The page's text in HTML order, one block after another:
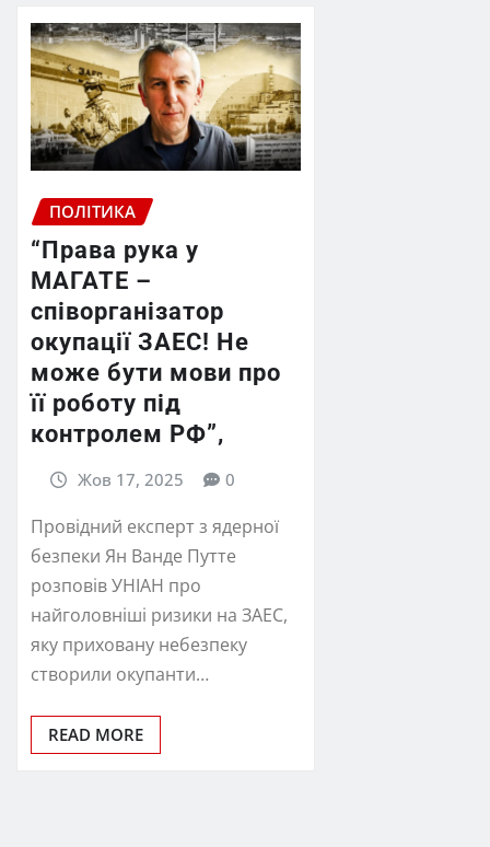
ПОЛІТИКА
“Права рука у
МАГАТЕ –
співорганізатор
окупації ЗАЕС! Не
може бути мови про
її роботу під
контролем РФ”,
Жов 17, 2025 0
Провідний експерт з ядерної
безпеки Ян Ванде Путте
розповів УНІАН про
найголовніші ризики на ЗАЕС,
яку приховану небезпеку
створили окупанти…
READ MORE